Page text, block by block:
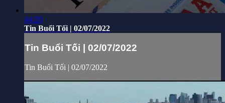
44:20
Tin Buổi Tối | 02/07/2022
Tin Buổi Tối | 02/07/2022
Tin Buổi Tối | 02/07/2022